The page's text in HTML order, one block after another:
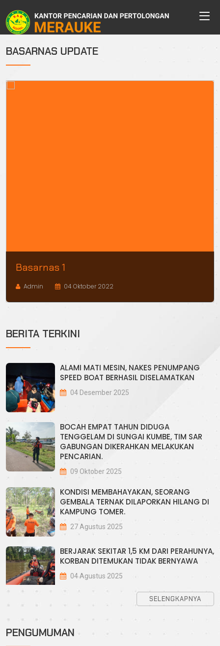
BASARNAS UPDATE
Basarnas 1
Admin 04 Oktober 2022
BERITA TERKINI
ALAMI MATI MESIN, NAKES PENUMPANG
SPEED BOAT BERHASIL DISELAMATKAN
04 Desember 2025
BOCAH EMPAT TAHUN DIDUGA
TENGGELAM DI SUNGAI KUMBE, TIM SAR
GABUNGAN DIKERAHKAN MELAKUKAN
PENCARIAN.
09 Oktober 2025
KONDISI MEMBAHAYAKAN, SEORANG
GEMBALA TERNAK DILAPORKAN HILANG DI
KAMPUNG TOMER.
27 Agustus 2025
BERJARAK SEKITAR 1,5 KM DARI PERAHUNYA,
KORBAN DITEMUKAN TIDAK BERNYAWA
04 Agustus 2025
BUTIPTIRI DILAPORKAN HILANG
03 Agustus 2025
SELENGKAPNYA
PENGUMUMAN